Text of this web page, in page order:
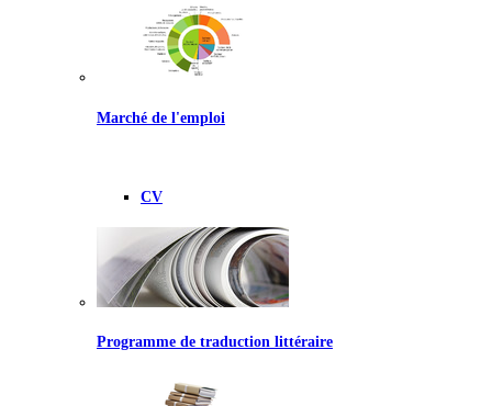
Marché de l'emploi
CV
Programme de traduction littéraire